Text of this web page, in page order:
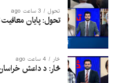
تحول 3 ساعت ago
تحول: پایان معافیت
څار 4 ساعت ago
څار: د داعش